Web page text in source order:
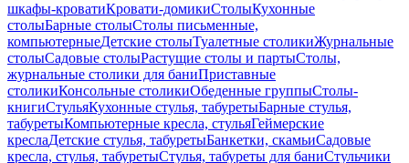
шкафы-кроватиКровати-домикиСтолыКухонные
столыБарные столыСтолы письменные,
компьютерныеДетские столыТуалетные столикиЖурнальные
столыСадовые столыРастущие столы и партыСтолы,
журнальные столики для баниПриставные
столикиКонсольные столикиОбеденные группыСтолы-
книгиСтульяКухонные стулья, табуретыБарные стулья,
табуретыКомпьютерные кресла, стульяГеймерские
креслаДетские стулья, табуретыБанкетки, скамьиСадовые
кресла, стулья, табуретыСтулья, табуреты для баниСтульчики